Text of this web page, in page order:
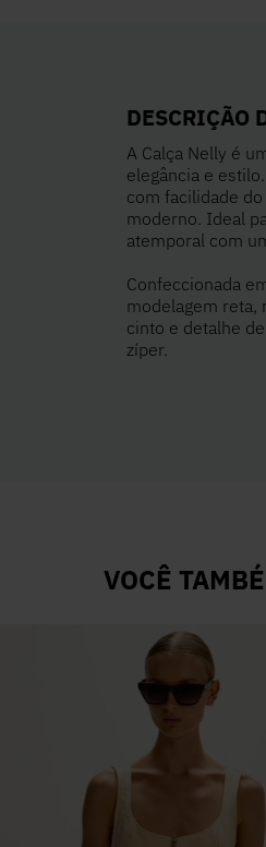
DESCRIÇÃO
A Calça Nelly é
elegância e
com facilidade
moderno. Ideal
atemporal com
Confeccionada
modelagem reta,
cinto e detalhe
zíper.
VOCÊ